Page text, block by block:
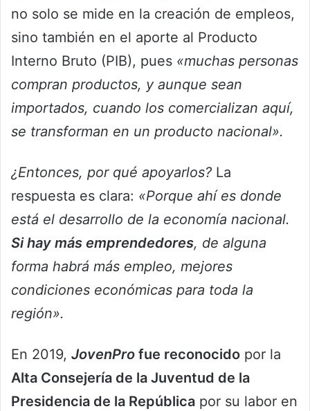
no solo se mide en la creación de empleos,
sino también en el aporte al Producto
Interno Bruto (PIB), pues «muchas personas
compran productos, y aunque sean
importados, cuando los comercializan aquí,
se transforman en un producto nacional».
¿Entonces, por qué apoyarlos? La
respuesta es clara: «Porque ahí es donde
está el desarrollo de la economía nacional.
Si hay más emprendedores, de alguna
forma habrá más empleo, mejores
condiciones económicas para toda la
región».
En 2019, JovenPro fue reconocido por la
Alta Consejería de la Juventud de la
Presidencia de la República por su labor en